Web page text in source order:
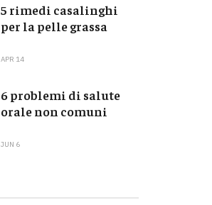
5 rimedi casalinghi
per la pelle grassa
APR 14
6 problemi di salute
orale non comuni
JUN 6